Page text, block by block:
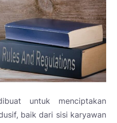
untuk menciptakan
baik dari sisi karyawan